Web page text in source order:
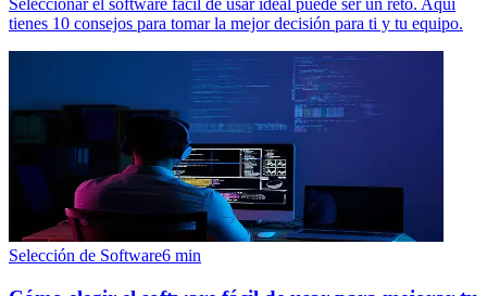
tienes 10 consejos para tomar la mejor decisión para ti y tu equipo.
Selección de Software6 min